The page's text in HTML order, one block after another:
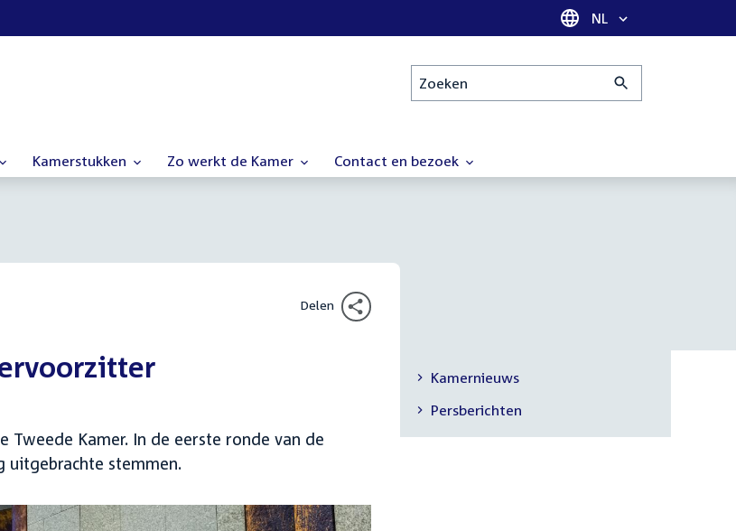
Taal selectie
NL
Zoeken
Kamerstukken Zo werkt de Kamer Contact en bezoek
Delen
Tweede Kamer. In de eerste ronde van de
uitgebrachte stemmen.
Secundaire
navigatie
Kamernieuws
Persberichten